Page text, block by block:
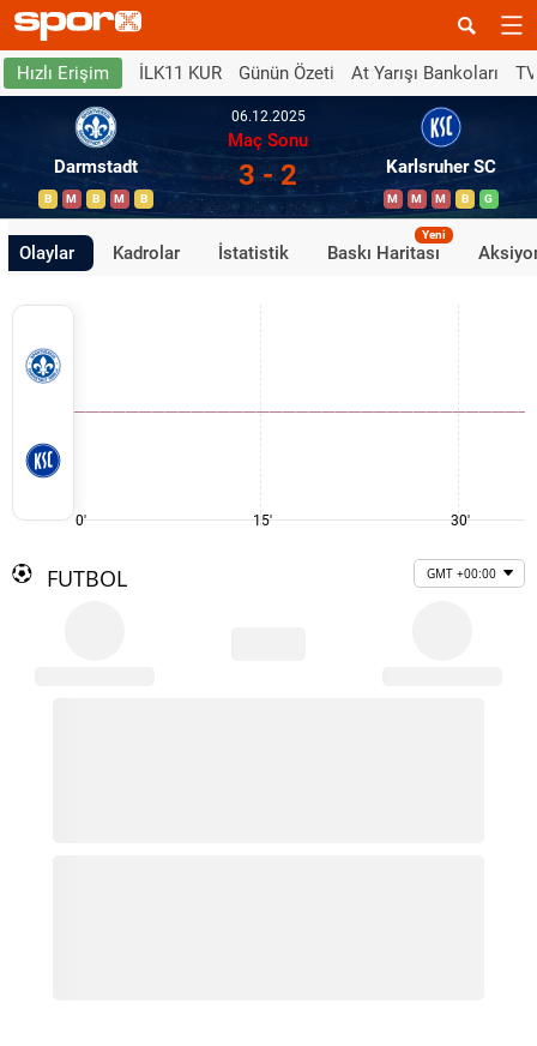
Hızlı Erişim İLK11 KUR Günün Özeti At Yarışı Bankoları
Darmstadt
B M B M B
06.12.2025
Maç Sonu
3 - 2 Karlsruher SC
M M M B G
Olaylar Kadrolar İstatistik Baskı Haritası
Yeni
0' 15' 30'
FUTBOL GMT +00:00